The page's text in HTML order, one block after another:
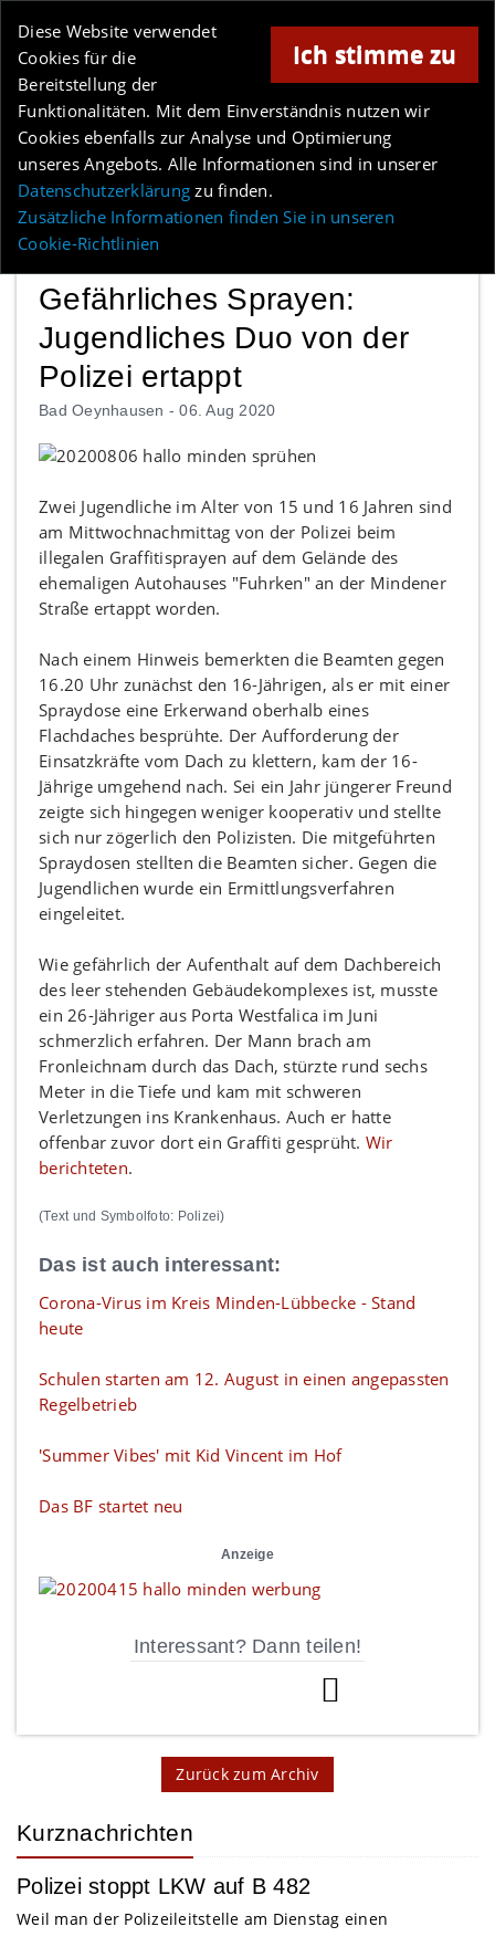
Online-Magazin für Minden und Umgebung
Ich stimme zu
Diese Website verwendet
Cookies für die
Bereitstellung der
Funktionalitäten. Mit dem Einverständnis nutzen wir
Cookies ebenfalls zur Analyse und Optimierung
unseres Angebots. Alle Informationen sind in unserer
Datenschutzerklärung zu finden.
Zusätzliche Informationen finden Sie in unseren
Cookie-Richtlinien
Anzeige
MENÜ
Gefährliches Sprayen:
Jugendliches Duo von der
Polizei ertappt
Bad Oeynhausen -06. Aug 2020
Zwei Jugendliche im Alter von 15 und 16 Jahren sind
am Mittwochnachmittag von der Polizei beim
illegalen Graffitisprayen auf dem Gelände des
ehemaligen Autohauses "Fuhrken" an der Mindener
Straße ertappt worden.
Nach einem Hinweis bemerkten die Beamten gegen
16.20 Uhr zunächst den 16-Jährigen, als er mit einer
Spraydose eine Erkerwand oberhalb eines
Flachdaches besprühte. Der Aufforderung der
Einsatzkräfte vom Dach zu klettern, kam der 16-
Jährige umgehend nach. Sei ein Jahr jüngerer Freund
zeigte sich hingegen weniger kooperativ und stellte
sich nur zögerlich den Polizisten. Die mitgeführten
Spraydosen stellten die Beamten sicher. Gegen die
Jugendlichen wurde ein Ermittlungsverfahren
eingeleitet.
Wie gefährlich der Aufenthalt auf dem Dachbereich
des leer stehenden Gebäudekomplexes ist, musste
ein 26-Jähriger aus Porta Westfalica im Juni
schmerzlich erfahren. Der Mann brach am
Fronleichnam durch das Dach, stürzte rund sechs
Meter in die Tiefe und kam mit schweren
Verletzungen ins Krankenhaus. Auch er hatte
offenbar zuvor dort ein Graffiti gesprüht. Wir
berichteten.
(Text und Symbolfoto: Polizei)
Das ist auch interessant:
Corona-Virus im Kreis Minden-Lübbecke - Stand
heute
Schulen starten am 12. August in einen angepassten
Regelbetrieb
'Summer Vibes' mit Kid Vincent im Hof
Das BF startet neu
Anzeige
Interessant? Dann teilen!
Zurück zum Archiv
Kurznachrichten
Polizei stoppt LKW auf B 482
Weil man der Polizeileitstelle am Dienstag einen